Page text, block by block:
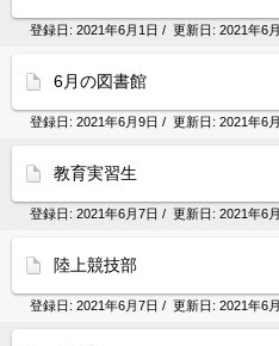
登録日: 2021年6月1日 / 更新日: 2021年6
6月の図書館
登録日: 2021年6月9日 / 更新日: 2021年6
教育実習生
登録日: 2021年6月7日 / 更新日: 2021年6
陸上競技部
登録日: 2021年6月7日 / 更新日: 2021年6